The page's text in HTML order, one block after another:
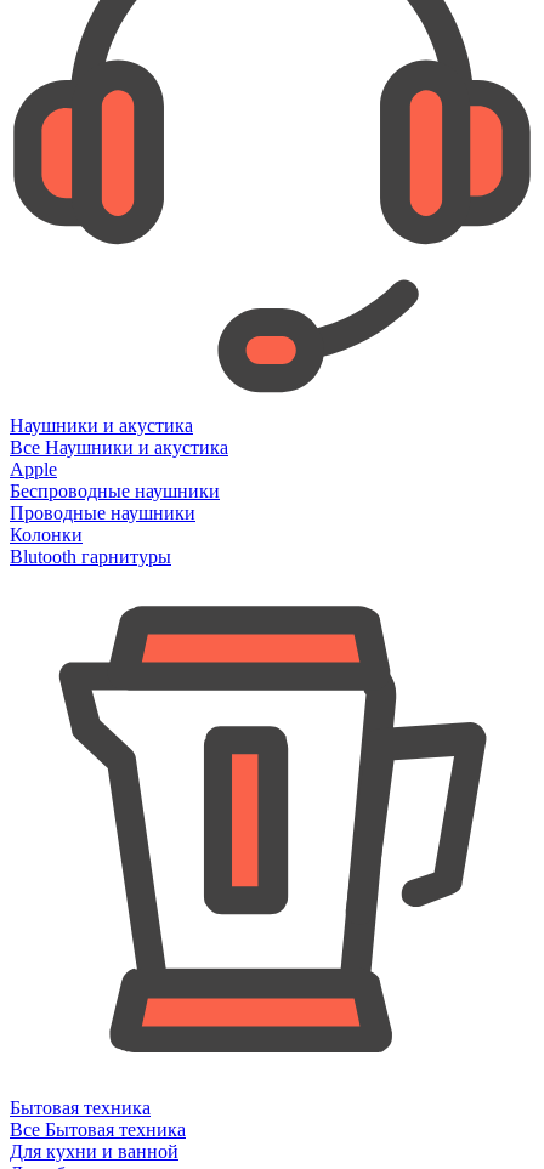
Наушники и акустика
Все Наушники и акустика
Apple
Беспроводные наушники
Проводные наушники
Колонки
Blutooth гарнитуры
Бытовая техника
Все Бытовая техника
Для кухни и ванной